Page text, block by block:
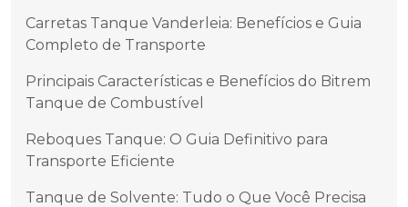
Carretas Tanque Vanderleia: Benefícios e Guia
Completo de Transporte
Principais Características e Benefícios do Bitrem
Tanque de Combustível
Reboques Tanque: O Guia Definitivo para
Transporte Eficiente
Tanque de Solvente: Tudo o Que Você Precisa